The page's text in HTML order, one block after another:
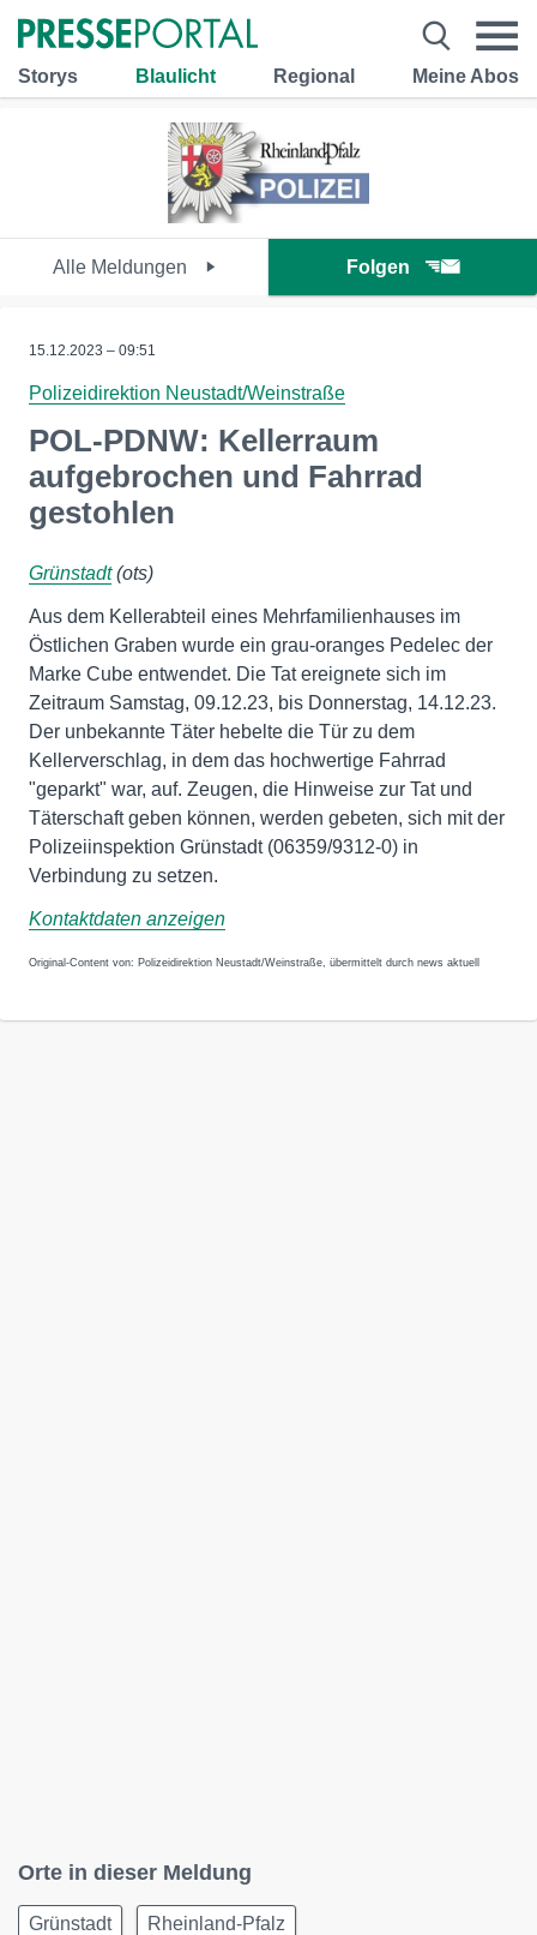
Storys Blaulicht Regional Meine Abos
Alle Meldungen Folgen
15.12.2023 – 09:51
Polizeidirektion Neustadt/Weinstraße
POL-PDNW: Kellerraum
aufgebrochen und Fahrrad
gestohlen
Grünstadt(ots)
Aus dem Kellerabteil eines Mehrfamilienhauses im
Östlichen Graben wurde ein grau-oranges Pedelec der
Marke Cube entwendet. Die Tat ereignete sich im
Zeitraum Samstag, 09.12.23, bis Donnerstag, 14.12.23.
Der unbekannte Täter hebelte die Tür zu dem
Kellerverschlag, in dem das hochwertige Fahrrad
"geparkt" war, auf. Zeugen, die Hinweise zur Tat und
Täterschaft geben können, werden gebeten, sich mit der
Polizeiinspektion Grünstadt (06359/9312-0) in
Verbindung zu setzen.
Kontaktdaten anzeigen
Original-Content von: Polizeidirektion Neustadt/Weinstraße, übermittelt durch news aktuell
Orte in dieser Meldung
Grünstadt Rheinland-Pfalz